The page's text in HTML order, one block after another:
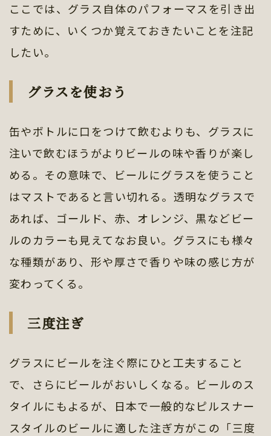
ここでは、グラス自体のパフォーマスを引き出
すために、いくつか覚えておきたいことを注記
したい。
グラスを使おう
缶やボトルに口をつけて飲むよりも、グラスに
注いで飲むほうがよりビールの味や香りが楽し
める。その意味で、ビールにグラスを使うこと
はマストであると言い切れる。透明なグラスで
あれば、ゴールド、赤、オレンジ、黒などビー
ルのカラーも見えてなお良い。グラスにも様々
な種類があり、形や厚さで香りや味の感じ方が
変わってくる。
三度注ぎ
グラスにビールを注ぐ際にひと工夫すること
で、さらにビールがおいしくなる。ビールのス
タイルにもよるが、日本で一般的なピルスナー
スタイルのビールに適した注ぎ方がこの「三度